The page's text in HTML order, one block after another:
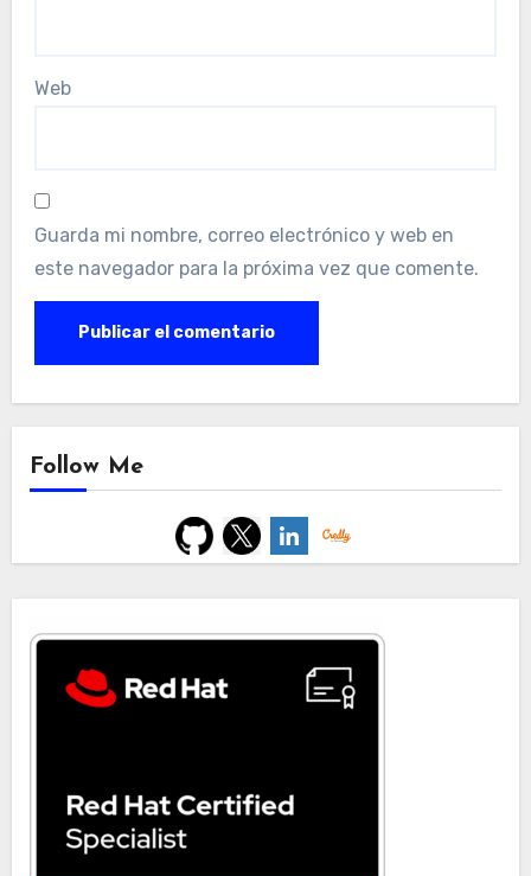
Web
Guarda mi nombre, correo electrónico y web en
este navegador para la próxima vez que comente.
Follow Me